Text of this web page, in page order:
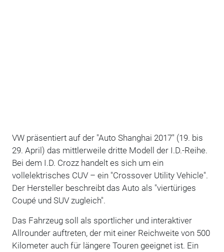
VW präsentiert auf der "Auto Shanghai 2017" (19. bis
29. April) das mittlerweile dritte Modell der I.D.-Reihe.
Bei dem I.D. Crozz handelt es sich um ein
vollelektrisches CUV – ein "Crossover Utility Vehicle".
Der Hersteller beschreibt das Auto als "viertüriges
Coupé und SUV zugleich".
Das Fahrzeug soll als sportlicher und interaktiver
Allrounder auftreten, der mit einer Reichweite von 500
Kilometer auch für längere Touren geeignet ist. Ein